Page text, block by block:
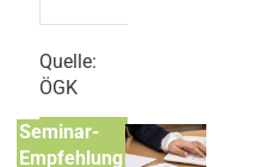
Quelle:
ÖGK
Seminar-
Empfehlung